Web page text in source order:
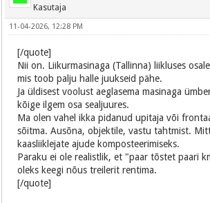
Kasutaja
11-04-2026, 12:28 PM
[/quote]
Nii on. Liikurmasinaga (Tallinna) liikluses
mis toob palju halle juukseid pähe.
Ja üldisest voolust aeglasema masinaga
kõige ilgem osa sealjuures.
Ma olen vahel ikka pidanud upitaja või
sõitma. Ausõna, objektile, vastu tahtmist.
kaasliiklejate ajude komposteerimiseks.
Paraku ei ole realistlik, et "paar tõstet paari
oleks keegi nõus treilerit rentima.
[/quote]